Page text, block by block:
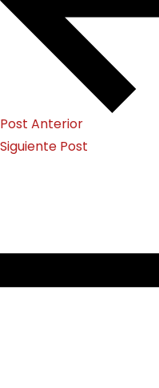
Post Anterior
Siguiente Post